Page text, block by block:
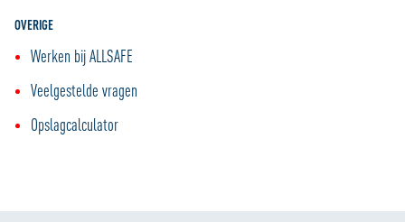
OVERIGE
Werken bij ALLSAFE
Veelgestelde vragen
Opslagcalculator